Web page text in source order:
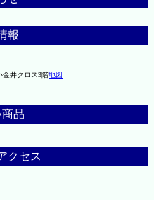
報
金井クロス3階地図
品
クセス